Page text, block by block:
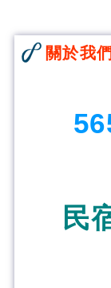
關於我們
民